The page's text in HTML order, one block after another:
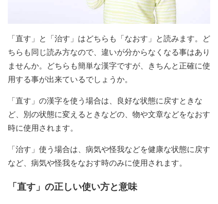
「直す」と「治す」はどちらも「なおす」と読みます。ど
ちらも同じ読み方なので、違いが分からなくなる事はあり
ませんか。どちらも簡単な漢字ですが、きちんと正確に使
用する事が出来ているでしょうか。
「直す」の漢字を使う場合は、良好な状態に戻すときな
ど、別の状態に変えるときなどの、物や文章などをなおす
時に使用されます。
「治す」使う場合は、病気や怪我などを健康な状態に戻す
など、病気や怪我をなおす時のみに使用されます。
「直す」の正しい使い方と意味